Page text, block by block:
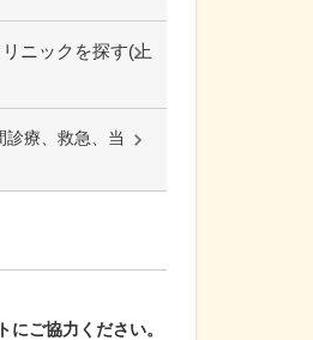
ニックを探す(上
診療、救急、当
にご協力ください。